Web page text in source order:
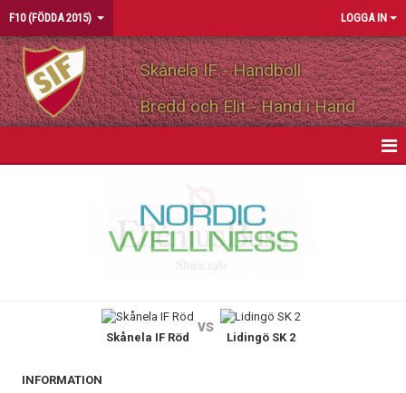
F10 (FÖDDA 2015) LOGGA IN
Skånela IF - Handboll
Bredd och Elit - Hand i Hand
BILDGALLERI
Skånela IF Röd
vs
Lidingö SK 2
INFORMATION